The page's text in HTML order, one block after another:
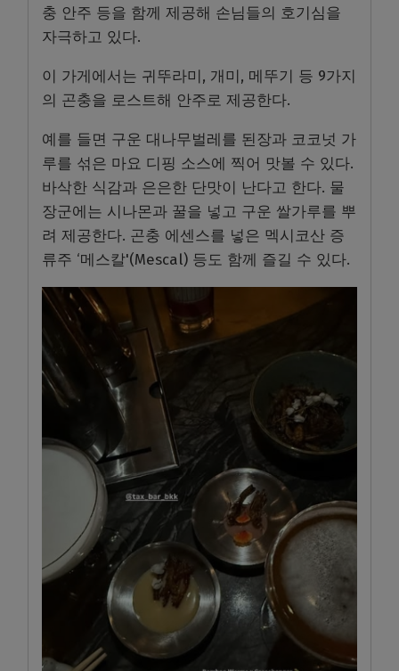
충 안주 등을 함께 제공해 손님들의 호기심을
자극하고 있다.
이 가게에서는 귀뚜라미, 개미, 메뚜기 등 9가지
의 곤충을 로스트해 안주로 제공한다.
예를 들면 구운 대나무벌레를 된장과 코코넛 가
루를 섞은 마요 디핑 소스에 찍어 맛볼 수 있다.
바삭한 식감과 은은한 단맛이 난다고 한다. 물
장군에는 시나몬과 꿀을 넣고 구운 쌀가루를 뿌
려 제공한다. 곤충 에센스를 넣은 멕시코산 증
류주 ‘메스칼'(Mescal) 등도 함께 즐길 수 있다.